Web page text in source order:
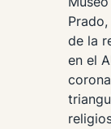
de la
en el